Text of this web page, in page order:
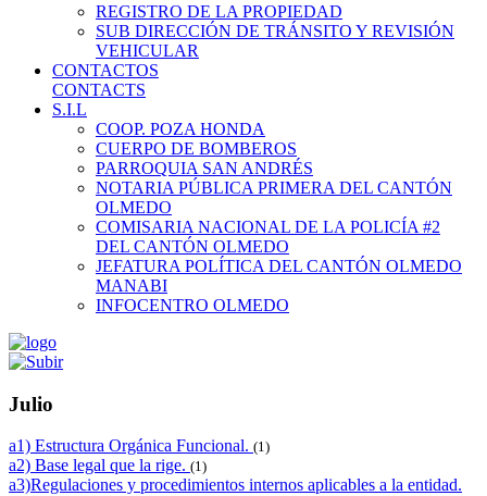
REGISTRO DE LA PROPIEDAD
SUB DIRECCIÓN DE TRÁNSITO Y REVISIÓN
VEHICULAR
CONTACTOS
CONTACTS
S.I.L
COOP. POZA HONDA
CUERPO DE BOMBEROS
PARROQUIA SAN ANDRÉS
NOTARIA PÚBLICA PRIMERA DEL CANTÓN
OLMEDO
COMISARIA NACIONAL DE LA POLICÍA #2
DEL CANTÓN OLMEDO
JEFATURA POLÍTICA DEL CANTÓN OLMEDO
MANABI
INFOCENTRO OLMEDO
Julio
a1) Estructura Orgánica Funcional. (1)
a2) Base legal que la rige. (1)
a3)Regulaciones y procedimientos internos aplicables a la entidad.